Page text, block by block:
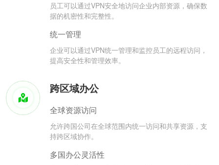
员工可以通过VPN安全地访问企业内部资源，确保数
据的机密性和完整性。
统一管理
企业可以通过VPN统一管理和监控员工的远程访问，
提高安全性和管理效率。
跨区域办公
全球资源访问
允许跨国公司在全球范围内统一访问和共享资源，支
持跨区域协作。
多国办公灵活性